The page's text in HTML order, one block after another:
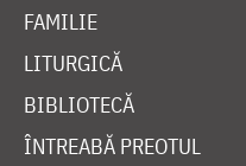
FAMILIE
LITURGICĂ
BIBLIOTECĂ
ÎNTREABĂ PREOTUL